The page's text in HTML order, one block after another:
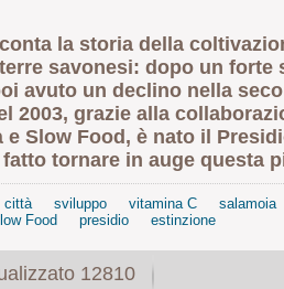
la storia della
savonesi: dopo un forte
avuto un declino nella
2003, grazie alla
e Slow Food, è nato il
tornare in auge questa
città sviluppo vitamina C
salamoia
Food presidio estinzione
12810